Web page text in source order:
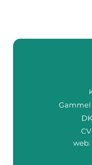
web: